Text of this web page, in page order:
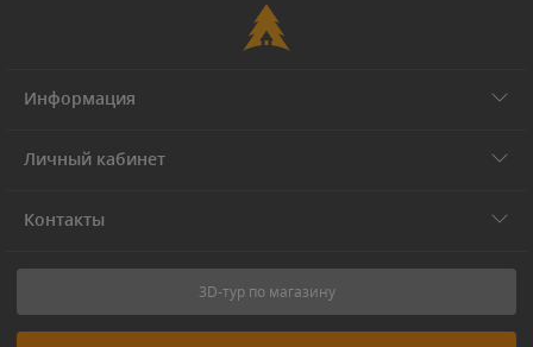
Информация
Личный кабинет
Контакты
3D-тур по магазину